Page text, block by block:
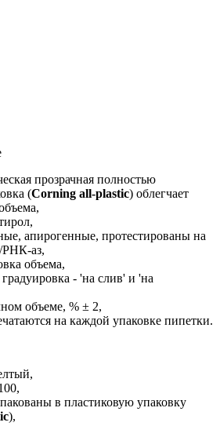
прозрачная полностью
(Corning all-plastic) облегчает
апирогенные, протестированы на
РНК-аз,
объема,
- 'на слив' и 'на
объеме, % ± 2,
на каждой упаковке пипетки.
в пластиковую упаковку
),